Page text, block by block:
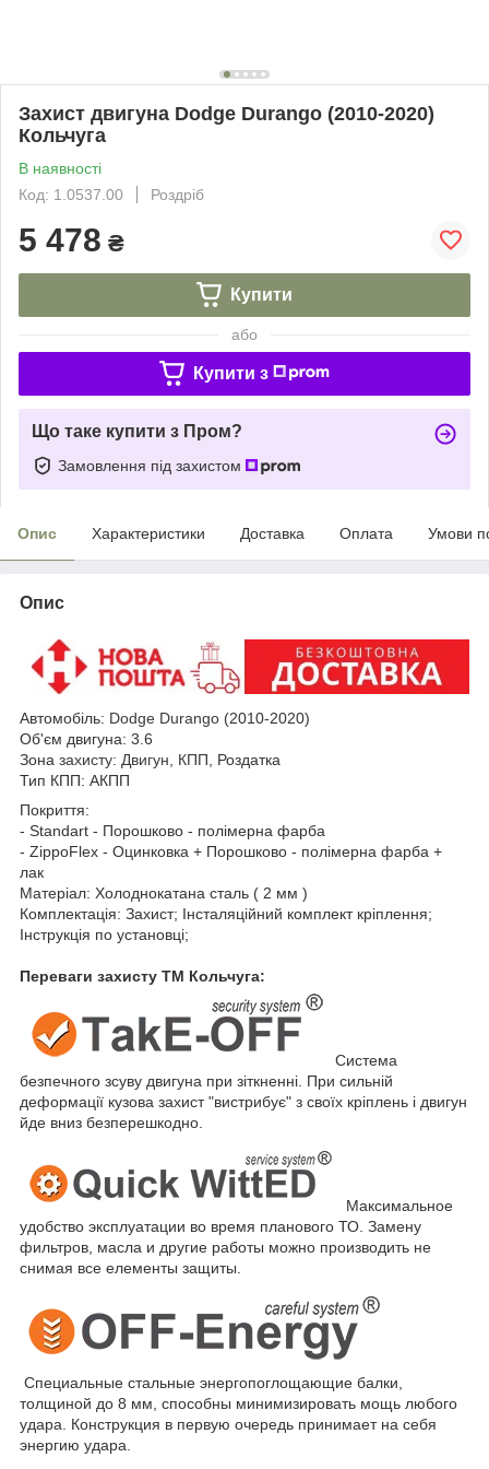
Захист двигуна Dodge Durango (2010-2020)
Кольчуга
В наявності
Код: 1.0537.00
Роздріб
5 478 ₴
Купити
або
Купити з
Що таке купити з Пром?
Замовлення під захистом
Опис Характеристики Доставка Оплата Умови
Опис
Автомобіль: Dodge Durango (2010-2020)
Об'єм двигуна: 3.6
Зона захисту: Двигун, КПП , Роздатка
Тип КПП: АКПП
Покриття:
- Standart - Порошково - полімерна фарба
- ZippoFlex - Оцинковка + Порошково - полімерна фарба +
лак
Матеріал: Холоднокатана сталь ( 2 мм )
Комплектація: Захист; Інсталяційний комплект кріплення;
Інструкція по установці;
Переваги захисту ТМ Кольчуга:
Система
безпечного зсуву двигуна при зіткненні. При сильній
деформації кузова захист "вистрибує" з своїх кріплень і двигун
йде вниз безперешкодно.
Максимальное
удобство эксплуатации во время планового ТО. Замену
фильтров, масла и другие работы можно производить не
снимая все елементы защиты.
Специальные стальные энергопоглощающие балки,
толщиной до 8 мм, способны минимизировать мощь любого
удара. Конструкция в первую очередь принимает на себя
энергию удара.